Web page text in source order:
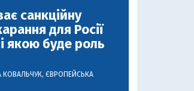
санкційну
для Росії
якою буде роль
КОВАЛЬЧУК, ЄВРОПЕЙСЬКА